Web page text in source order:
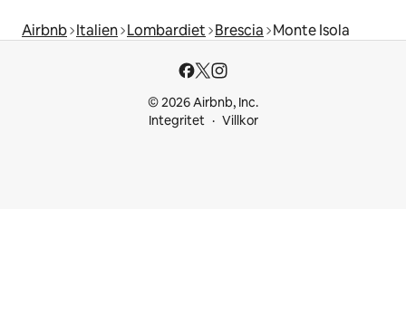
Airbnb Italien Lombardiet Brescia Monte Isola
© 2026 Airbnb, Inc.
Integritet
Villkor